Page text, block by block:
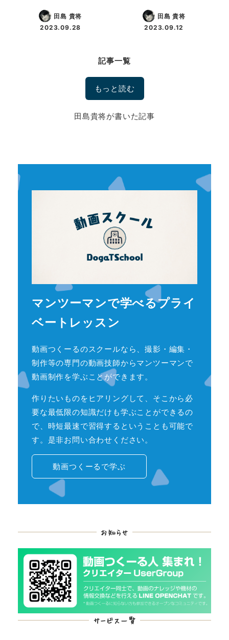
田島 貴将
投稿日
2023.09.28
田島 貴将
投稿日
2023.09.12
記事一覧
もっと読む
田島貴将が書いた記事
マンツーマンで学べるプライ
ベートレッスン
動画つくーるのスクールなら、撮影・編集・
制作等の専門の動画技師からマンツーマンで
動画制作を学ぶことができます。
作りたいものをヒアリングして、そこから必
要な最低限の知識だけも学ぶことができるの
で、時短最速で習得するということも可能で
す。是非お問い合わせください。
動画つくーるで学ぶ
お知らせ
サービス一覧